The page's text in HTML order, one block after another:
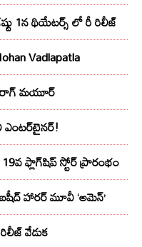
1న థియేటర్స్ లో రీ రిలీజ్
Vadlapatla
మయూర్‌
ఎంటర్‌టైనర్!
ఫ్లాగ్‌షిప్ స్టోర్ ప్రారంభం
హారర్ మూవీ ‘అమెన్’
వేడుక